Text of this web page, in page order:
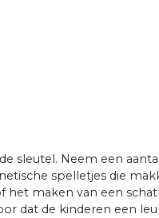
sleutel. Neem een
spelletjes die
het maken van een
dat de kinderen een